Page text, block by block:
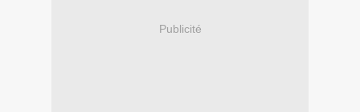
Publicité